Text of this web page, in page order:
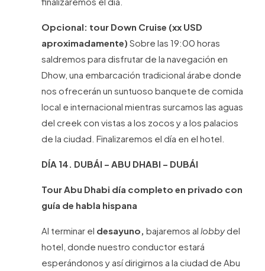
Opcional: tour Down Cruise (xx USD
aproximadamente) Sobre las 19:00 horas
saldremos para disfrutar de la navegación en
Dhow, una embarcación tradicional árabe donde
nos ofrecerán un suntuoso banquete de comida
local e internacional mientras surcamos las aguas
del creek con vistas a los zocos y a los palacios
de la ciudad. Finalizaremos el día en el hotel.
DÍA 14. DUBÁI – ABU DHABI – DUBÁI
Tour Abu Dhabi día completo en privado con
guía de habla hispana
Al terminar el desayuno, bajaremos al lobbydel
hotel, donde nuestro conductor estará
esperándonos y así dirigirnos a la ciudad de Abu